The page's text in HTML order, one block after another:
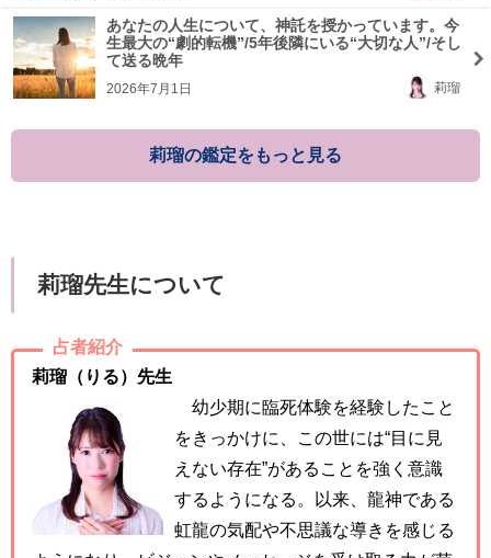
あなたの人生について、神託を授かっています。今
生最大の“劇的転機”/5年後隣にいる“大切な人”/そし
て送る晩年
莉瑠
2026年7月1日
莉瑠の鑑定をもっと見る
莉瑠先生について
占者紹介
莉瑠（りる）先生
幼少期に臨死体験を経験したこと
をきっかけに、この世には“目に見
えない存在”があることを強く意識
するようになる。以来、龍神である
虹龍の気配や不思議な導きを感じる